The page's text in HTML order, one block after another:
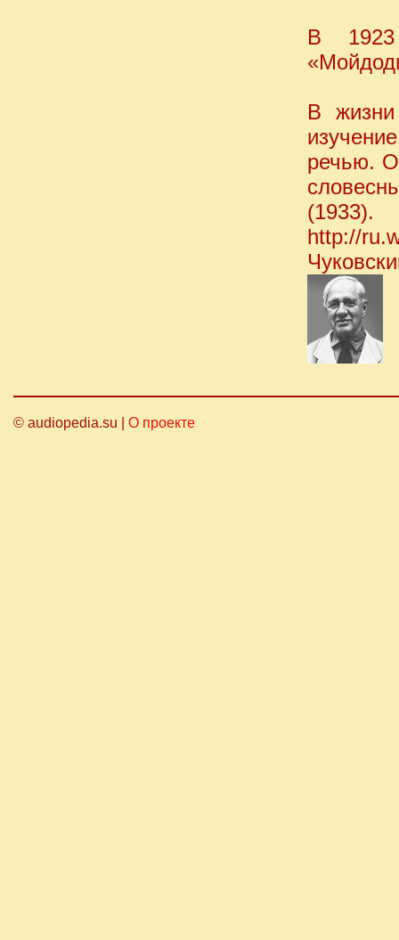
В 1923
В
речью.
(1933).
http://
© audiopedia.su | О проекте